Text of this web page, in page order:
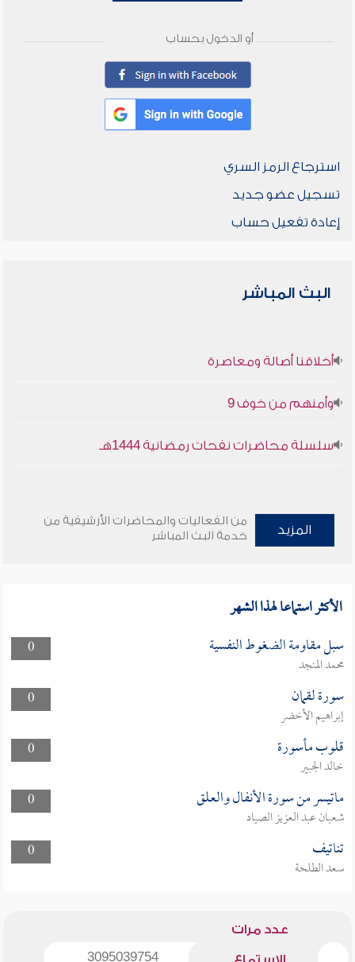
أو الدخول بحساب
استرجاع الرمز السري
تسجيل عضو جديد
إعادة تفعيل حساب
البث المباشر
أخلاقنا أصالة ومعاصرة
وأمنهم من خوف 9
سلسلة محاضرات نفحات رمضانية 1444هـ
المزيد
من الفعاليات والمحاضرات الأرشيفية من
خدمة البث المباشر
الأكثر استماعا لهذا الشهر
0 سبل مقاومة الضغوط النفسية
محمد المنجد
0
سورة لقمان
إبراهيم الأخضر
0
قلوب مأسورة
خالد الجبير
0
ماتيسر من سورة الأنفال والعلق
شعبان عبد العزيز الصياد
0
تناتيف
سعد الطلحة
عدد مرات
3095039754